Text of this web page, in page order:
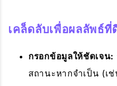
เคล็ดลับเพื่อผลลัพธ์ที่
กรอกข้อมูลให้ชัดเจน:
สถานะหากจำเป็น (เ